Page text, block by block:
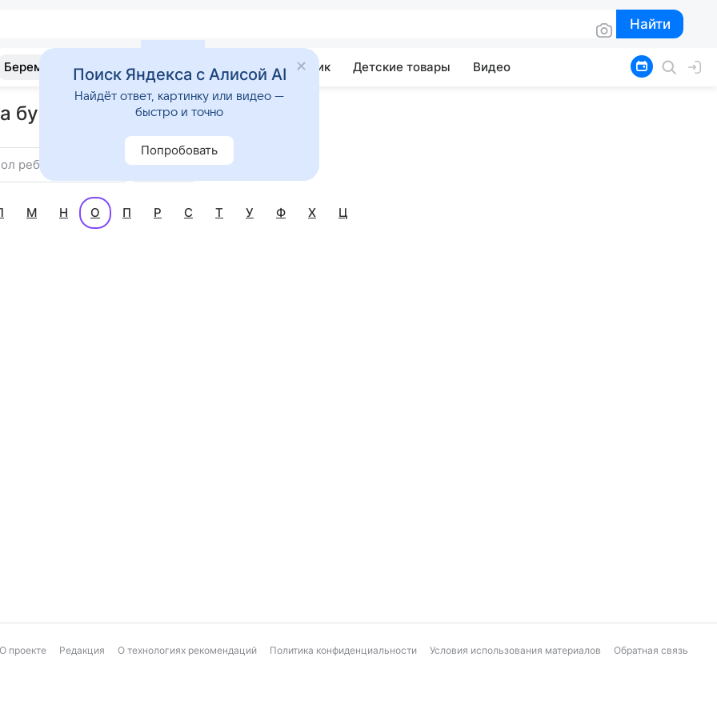
Найти
Найти
Беременность Развитие Почемучка Учебник Детские товары Видео
букву О
ребенка Найти
М Н О П Р С Т У Ф Х Ц
О проекте Редакция О технологиях рекомендаций Политика конфиденциальности Условия использования материалов Обратная связь
Поиск Яндекса с Алисой AI
Найдёт ответ, картинку или видео —
быстро и точно
Попробовать